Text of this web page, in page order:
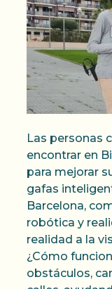
Las personas
encontrar en
para mejorar
gafas
Barcelona,
robótica y
realidad a la
¿Cómo
obstáculos,